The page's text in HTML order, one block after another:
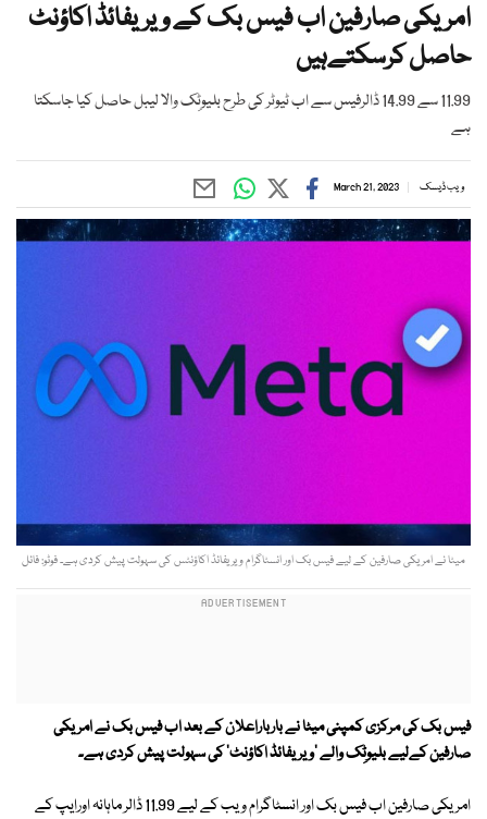
امریکی صارفین اب فیس بک کے ویریفائڈ اکاؤنٹ
حاصل کرسکتےہیں
11.99 سے 14.99 ڈالرفیس سے اب ٹیوٹر کی طرح بلیوٹِک والا لیبل حاصل کیا جاسکتا
ہے
ویب ڈیسک March 21, 2023
میٹا نے امریکی صارفین کے لیے فیس بک اور انسٹاگرام ویریفائڈ اکاؤنٹس کی سہولت پیش کردی ہے۔ فوٹو: فائل
فیس بک کی مرکزی کمپنی میٹا نے بارباراعلان کے بعد اب فیس بک نے امریکی
صارفین کےلیے بلیوٹِک والے 'ویریفائڈ اکاؤنٹ' کی سہولت پیش کردی ہے۔
امریکی صارفین اب فیس بک اور انسٹاگرام ویب کے لیے 11.99 ڈالر ماہانہ اورایپ کے